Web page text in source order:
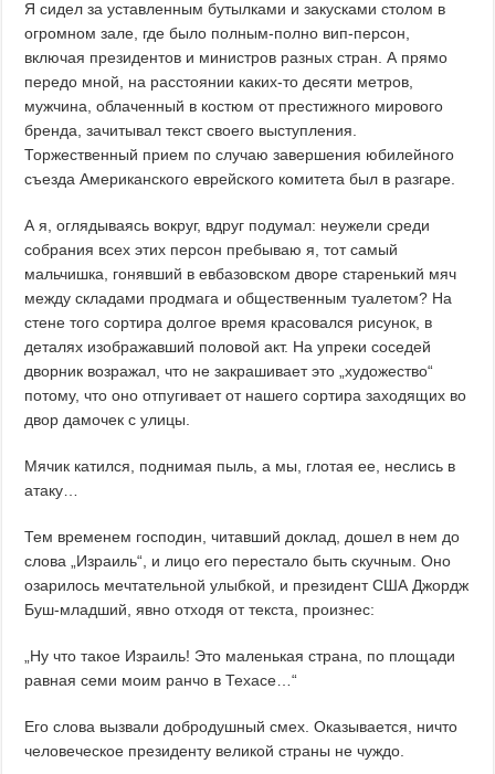
Я сидел за уставленным бутылками и закусками столом в
огромном зале, где было полным-полно вип-персон,
включая президентов и министров разных стран. А прямо
передо мной, на расстоянии каких-то десяти метров,
мужчина, облаченный в костюм от престижного мирового
бренда, зачитывал текст своего выступления.
Торжественный прием по случаю завершения юбилейного
съезда Американского еврейского комитета был в разгаре.
А я, оглядываясь вокруг, вдруг подумал: неужели среди
собрания всех этих персон пребываю я, тот самый
мальчишка, гонявший в евбазовском дворе старенький мяч
между складами продмага и общественным туалетом? На
стене того сортира долгое время красовался рисунок, в
деталях изображавший половой акт. На упреки соседей
дворник возражал, что не закрашивает это „художество“
потому, что оно отпугивает от нашего сортира заходящих во
двор дамочек с улицы.
Мячик катился, поднимая пыль, а мы, глотая ее, неслись в
атаку…
Тем временем господин, читавший доклад, дошел в нем до
слова „Израиль“, и лицо его перестало быть скучным. Оно
озарилось мечтательной улыбкой, и президент США Джордж
Буш-младший, явно отходя от текста, произнес:
„Ну что такое Израиль! Это маленькая страна, по площади
равная семи моим ранчо в Техасе…“
Его слова вызвали добродушный смех. Оказывается, ничто
человеческое президенту великой страны не чуждо.